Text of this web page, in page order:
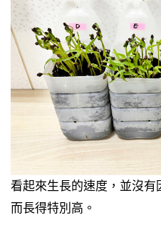
看起來生長的速度，並沒有
而長得特別高。